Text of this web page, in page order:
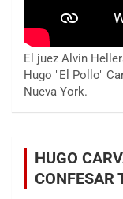
El juez Alvin
Hugo "El Pollo"
Nueva York.
HUGO
CONFESAR